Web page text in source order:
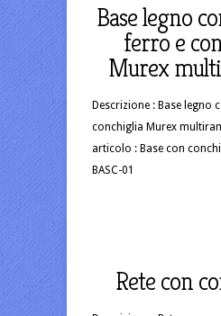
Base legno
ferro e
Murex
Descrizione : Base legno
conchiglia Murex
articolo : Base con
BASC-01
Rete con